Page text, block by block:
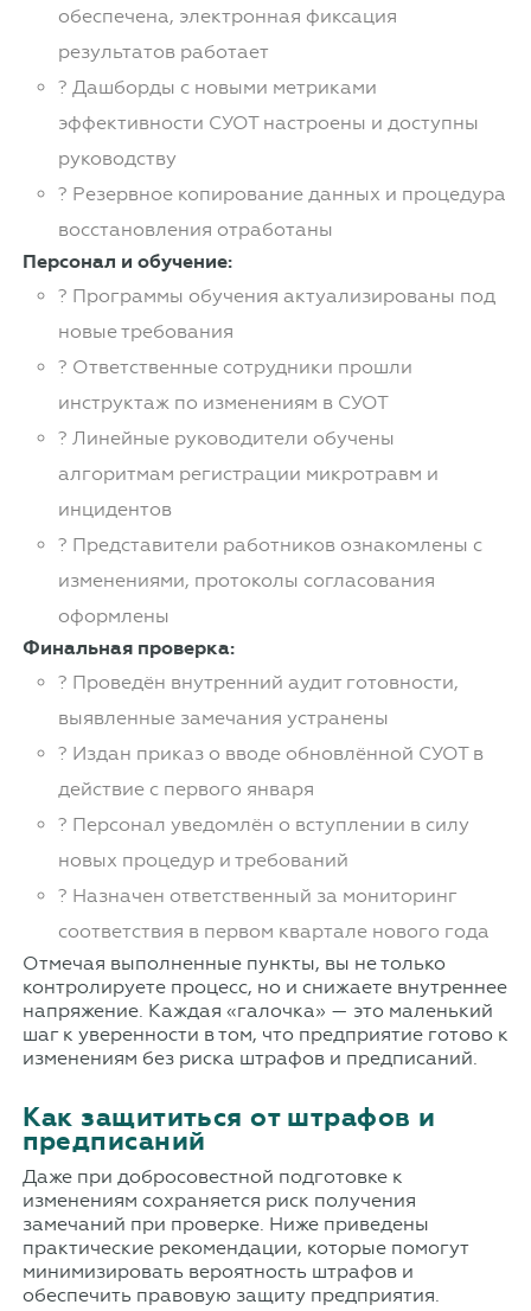
обеспечена, электронная фиксация
результатов работает
? Дашборды с новыми метриками
эффективности СУОТ настроены и доступны
руководству
? Резервное копирование данных и процедура
восстановления отработаны
Персонал и обучение:
? Программы обучения актуализированы под
новые требования
? Ответственные сотрудники прошли
инструктаж по изменениям в СУОТ
? Линейные руководители обучены
алгоритмам регистрации микротравм и
инцидентов
? Представители работников ознакомлены с
изменениями, протоколы согласования
оформлены
Финальная проверка:
? Проведён внутренний аудит готовности,
выявленные замечания устранены
? Издан приказ о вводе обновлённой СУОТ в
действие с первого января
? Персонал уведомлён о вступлении в силу
новых процедур и требований
? Назначен ответственный за мониторинг
соответствия в первом квартале нового года
Отмечая выполненные пункты, вы не только
контролируете процесс, но и снижаете внутреннее
напряжение. Каждая «галочка» — это маленький
шаг к уверенности в том, что предприятие готово к
изменениям без риска штрафов и предписаний.
Как защититься от штрафов и
предписаний
Даже при добросовестной подготовке к
изменениям сохраняется риск получения
замечаний при проверке. Ниже приведены
практические рекомендации, которые помогут
минимизировать вероятность штрафов и
обеспечить правовую защиту предприятия.